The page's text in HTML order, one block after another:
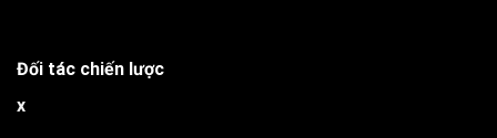
Đối tác chiến lược
x